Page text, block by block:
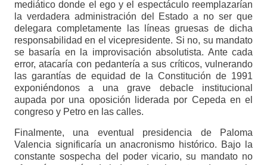
mediático donde el ego y el espectáculo reemplazarían
la verdadera administración del Estado a no ser que
delegara completamente las líneas gruesas de dicha
responsabilidad en el vicepresidente. Si no, su mandato
se basaría en la improvisación absolutista. Ante cada
error, atacaría con pedantería a sus críticos, vulnerando
las garantías de equidad de la Constitución de 1991
exponiéndonos a una grave debacle institucional
aupada por una oposición liderada por Cepeda en el
congreso y Petro en las calles.
Finalmente, una eventual presidencia de Paloma
Valencia significaría un anacronismo histórico. Bajo la
constante sospecha del poder vicario, su mandato no